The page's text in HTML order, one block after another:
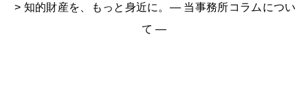
知的財産を、もっと身近に。― 当事務所コラムについ
て ―